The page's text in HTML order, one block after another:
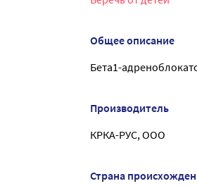
Общее описание
Бета1-
Производитель
КРКА-РУС, ООО
Страна